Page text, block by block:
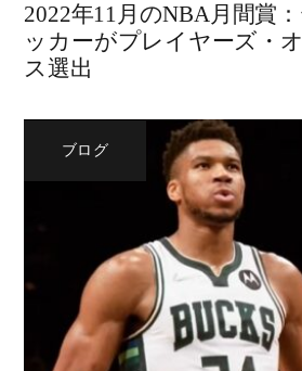
2022年11月のNBA月間賞
ッカーがプレイヤーズ・
ス選出
ブログ